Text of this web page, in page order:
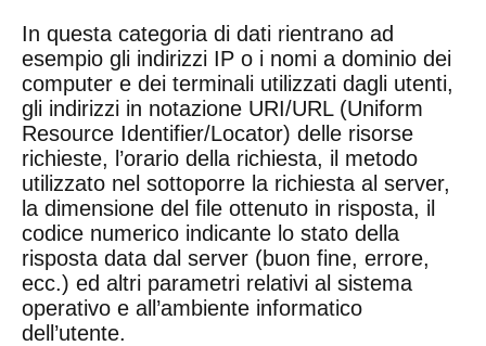
In questa categoria di dati rientrano ad
esempio gli indirizzi IP o i nomi a dominio dei
computer e dei terminali utilizzati dagli utenti,
gli indirizzi in notazione URI/URL (Uniform
Resource Identifier/Locator) delle risorse
richieste, l’orario della richiesta, il metodo
utilizzato nel sottoporre la richiesta al server,
la dimensione del file ottenuto in risposta, il
codice numerico indicante lo stato della
risposta data dal server (buon fine, errore,
ecc.) ed altri parametri relativi al sistema
operativo e all’ambiente informatico
dell’utente.